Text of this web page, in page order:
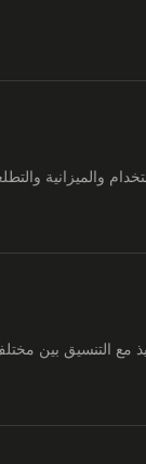
والتطلعات
بين مختلف